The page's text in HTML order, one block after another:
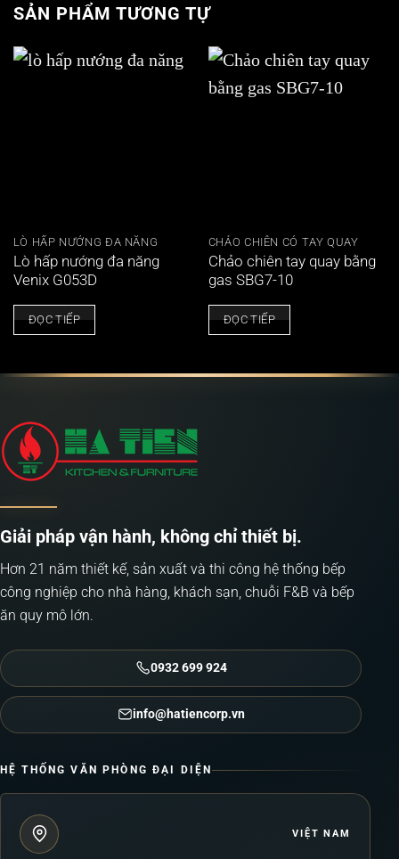
SẢN PHẨM TƯƠNG TỰ
LÒ HẤP NƯỚNG ĐA NĂNG
Lò hấp nướng đa năng
Venix G053D
ĐỌC TIẾP
CHẢO CHIÊN CÓ TAY QUAY
Chảo chiên tay quay bằng
gas SBG7-10
ĐỌC TIẾP
Giải pháp vận hành, không chỉ thiết bị.
Hơn 21 năm thiết kế, sản xuất và thi công hệ thống bếp
công nghiệp cho nhà hàng, khách sạn, chuỗi F&B và bếp
ăn quy mô lớn.
0932 699 924
info@hatiencorp.vn
HỆ THỐNG VĂN PHÒNG ĐẠI DIỆN
VIỆT NAM